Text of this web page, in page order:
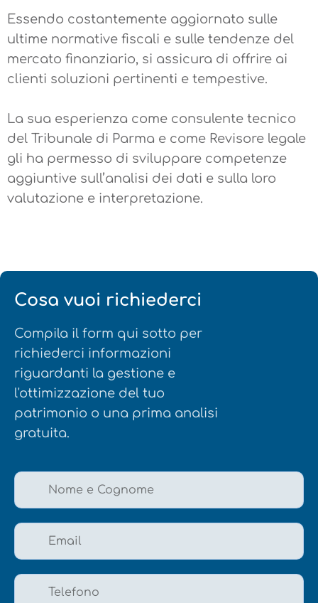
Essendo costantemente aggiornato sulle
ultime normative fiscali e sulle tendenze del
mercato finanziario, si assicura di offrire ai
clienti soluzioni pertinenti e tempestive.
La sua esperienza come consulente tecnico
del Tribunale di Parma e come Revisore legale
gli ha permesso di sviluppare competenze
aggiuntive sull’analisi dei dati e sulla loro
valutazione e interpretazione.
Cosa vuoi richiederci
Compila il form qui sotto per
richiederci informazioni
riguardanti la gestione e
l'ottimizzazione del tuo
patrimonio o una prima analisi
gratuita.